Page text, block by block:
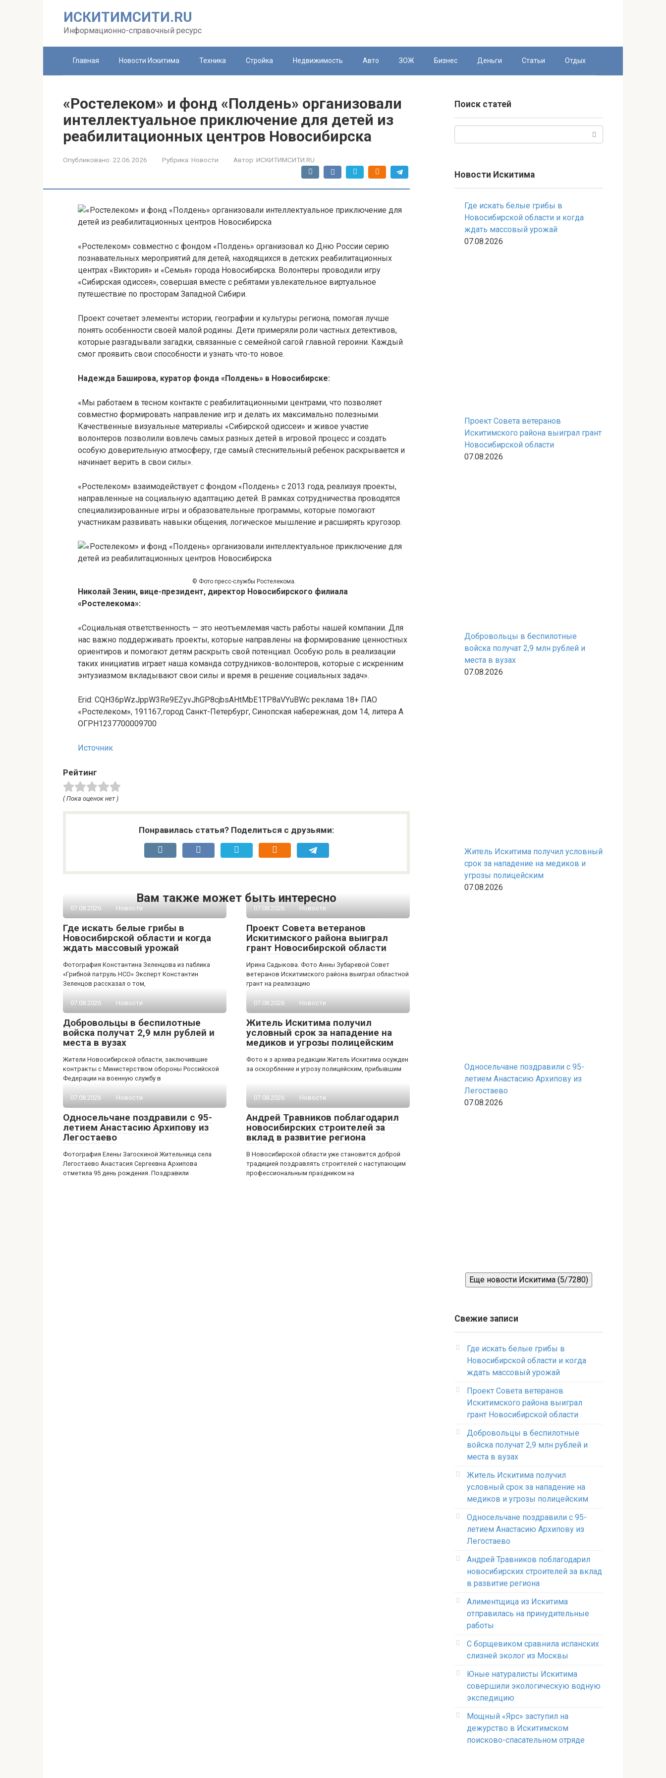
ИСКИТИМСИТИ.RU
Информационно-справочный ресурс
Главная Новости Искитима Техника Стройка Недвижимость Авто ЗОЖ Бизнес Деньги Статьи Отдых
«Ростелеком» и фонд «Полдень» организовали
интеллектуальное приключение для детей из
реабилитационных центров Новосибирска
Опубликовано: 22.06.2026 Рубрика: Новости Автор: ИСКИТИМСИТИ.RU
«Ростелеком» совместно с фондом «Полдень» организовал ко Дню России серию
познавательных мероприятий для детей, находящихся в детских реабилитационных
центрах «Виктория» и «Семья» города Новосибирска. Волонтеры проводили игру
«Сибирская одиссея», совершая вместе с ребятами увлекательное виртуальное
путешествие по просторам Западной Сибири.
Проект сочетает элементы истории, географии и культуры региона, помогая лучше
понять особенности своей малой родины. Дети примеряли роли частных детективов,
которые разгадывали загадки, связанные с семейной сагой главной героини. Каждый
смог проявить свои способности и узнать что-то новое.
Надежда Баширова, куратор фонда «Полдень» в Новосибирске:
«Мы работаем в тесном контакте с реабилитационными центрами, что позволяет
совместно формировать направление игр и делать их максимально полезными.
Качественные визуальные материалы «Сибирской одиссеи» и живое участие
волонтеров позволили вовлечь самых разных детей в игровой процесс и создать
особую доверительную атмосферу, где самый стеснительный ребенок раскрывается и
начинает верить в свои силы».
«Ростелеком» взаимодействует с фондом «Полдень» с 2013 года, реализуя проекты,
направленные на социальную адаптацию детей. В рамках сотрудничества проводятся
специализированные игры и образовательные программы, которые помогают
участникам развивать навыки общения, логическое мышление и расширять кругозор.
© Фото пресс-службы Ростелекома.
Николай Зенин, вице-президент, директор Новосибирского филиала
«Ростелекома»:
«Социальная ответственность — это неотъемлемая часть работы нашей компании. Для
нас важно поддерживать проекты, которые направлены на формирование ценностных
ориентиров и помогают детям раскрыть свой потенциал. Особую роль в реализации
таких инициатив играет наша команда сотрудников-волонтеров, которые с искренним
энтузиазмом вкладывают свои силы и время в решение социальных задач».
Erid: CQH36pWzJppW3Re9EZyvJhGP8cjbsAHtMbE1TP8aVYuBWc реклама 18+ ПАО
«Ростелеком», 191167,город Санкт-Петербург, Синопская набережная, дом 14, литера А
ОГРН1237700009700
Источник
Рейтинг
( Пока оценок нет )
Понравилась статья? Поделиться с друзьями:
Вам также может быть интересно
07.08.2026 Новости
Где искать белые грибы в
Новосибирской области и когда
ждать массовый урожай
Фотография Константина Зеленцова из паблика
«Грибной патруль НСО» Эксперт Константин
Зеленцов рассказал о том,
07.08.2026 Новости
Проект Совета ветеранов
Искитимского района выиграл
грант Новосибирской области
Ирина Садыкова. Фото Анны Зубаревой Совет
ветеранов Искитимского района выиграл областной
грант на реализацию
07.08.2026 Новости
Добровольцы в беспилотные
войска получат 2,9 млн рублей и
места в вузах
Жители Новосибирской области, заключившие
контракты с Министерством обороны Российской
Федерации на военную службу в
07.08.2026 Новости
Житель Искитима получил
условный срок за нападение на
медиков и угрозы полицейским
Фото и з архива редакции Житель Искитима осужден
за оскорбление и угрозу полицейским, прибывшим
07.08.2026 Новости
Односельчане поздравили с 95-
летием Анастасию Архипову из
Легостаево
Фотография Елены Загоскиной Жительница села
Легостаево Анастасия Сергеевна Архипова
отметила 95 день рождения. Поздравили
07.08.2026 Новости
Андрей Травников поблагодарил
новосибирских строителей за
вклад в развитие региона
В Новосибирской области уже становится доброй
традицией поздравлять строителей с наступающим
профессиональным праздником на
Поиск статей
Новости Искитима
Где искать белые грибы в
Новосибирской области и когда
ждать массовый урожай
07.08.2026
Проект Совета ветеранов
Искитимского района выиграл грант
Новосибирской области
07.08.2026
Добровольцы в беспилотные
войска получат 2,9 млн рублей и
места в вузах
07.08.2026
Житель Искитима получил условный
срок за нападение на медиков и
угрозы полицейским
07.08.2026
Односельчане поздравили с 95-
летием Анастасию Архипову из
Легостаево
07.08.2026
Еще новости Искитима (5/7280)
Свежие записи
Где искать белые грибы в
Новосибирской области и когда
ждать массовый урожай
Проект Совета ветеранов
Искитимского района выиграл
грант Новосибирской области
Добровольцы в беспилотные
войска получат 2,9 млн рублей и
места в вузах
Житель Искитима получил
условный срок за нападение на
медиков и угрозы полицейским
Односельчане поздравили с 95-
летием Анастасию Архипову из
Легостаево
Андрей Травников поблагодарил
новосибирских строителей за вклад
в развитие региона
Алиментщица из Искитима
отправилась на принудительные
работы
С борщевиком сравнила испанских
слизней эколог из Москвы
Юные натуралисты Искитима
совершили экологическую водную
экспедицию
Мощный «Ярс» заступил на
дежурство в Искитимском
поисково-спасательном отряде